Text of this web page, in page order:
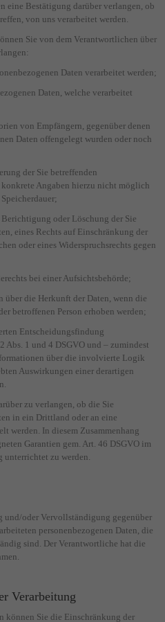
eine Bestätigung darüber verlangen, ob
von uns verarbeitet werden.
Sie von dem Verantwortlichen über
Daten verarbeitet werden;
Daten, welche verarbeitet
von Empfängern, gegenüber denen
Daten offengelegt wurden oder noch
der Sie betreffenden
konkrete Angaben hierzu nicht möglich
oder Löschung der Sie
eines Rechts auf Einschränkung der
oder eines Widerspruchsrechts gegen
bei einer Aufsichtsbehörde;
die Herkunft der Daten, wenn die
betroffenen Person erhoben werden;
Entscheidungsfindung
1 und 4 DSGVO und – zumindest
über die involvierte Logik
Auswirkungen einer derartigen
zu verlangen, ob die Sie
in ein Drittland oder an eine
werden. In diesem Zusammenhang
Garantien gem. Art. 46 DSGVO im
unterrichtet zu werden.
und/oder Vervollständigung gegenüber
personenbezogenen Daten, die
sind. Der Verantwortliche hat die
Verarbeitung
können Sie die Einschränkung der